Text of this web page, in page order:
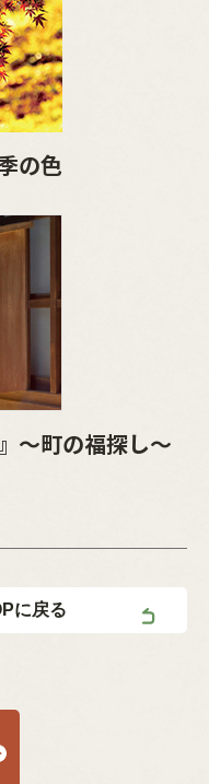
の色
～町の福探し～
に戻る